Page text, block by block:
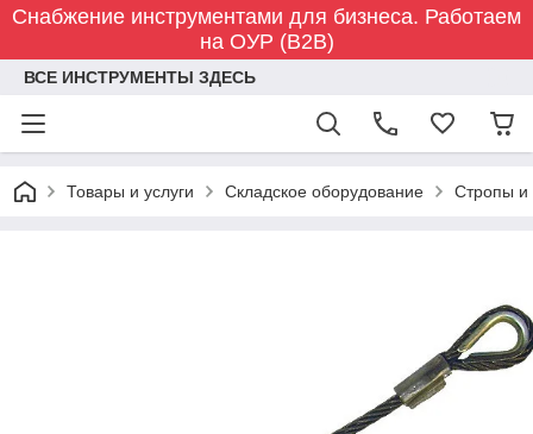
Снабжение инструментами для бизнеса. Работаем
на ОУР (B2B)
ВСЕ ИНСТРУМЕНТЫ ЗДЕСЬ
Товары и услуги Складское оборудование Стропы и